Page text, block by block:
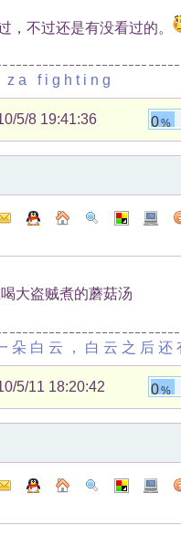
，不过还是有没看过的。
za fighting
5/8 19:41:36 0%
大盗贼煮的蘑菇汤
朵白云，白云之后
5/11 18:20:42 0%